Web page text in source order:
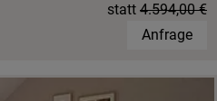
statt 4.594,00 €
Anfrage